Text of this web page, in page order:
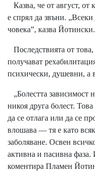
Казва, че от август, от
е спрял да звъни.
човека”, казва Йотински.
Последствията от
получават
психически, душевни, а
„Болестта зависимост
никоя друга болест.
да се отлага или да се
влошава — тя е като
заболяване. Освен
активна и пасивна фаза.
коментира Пламен